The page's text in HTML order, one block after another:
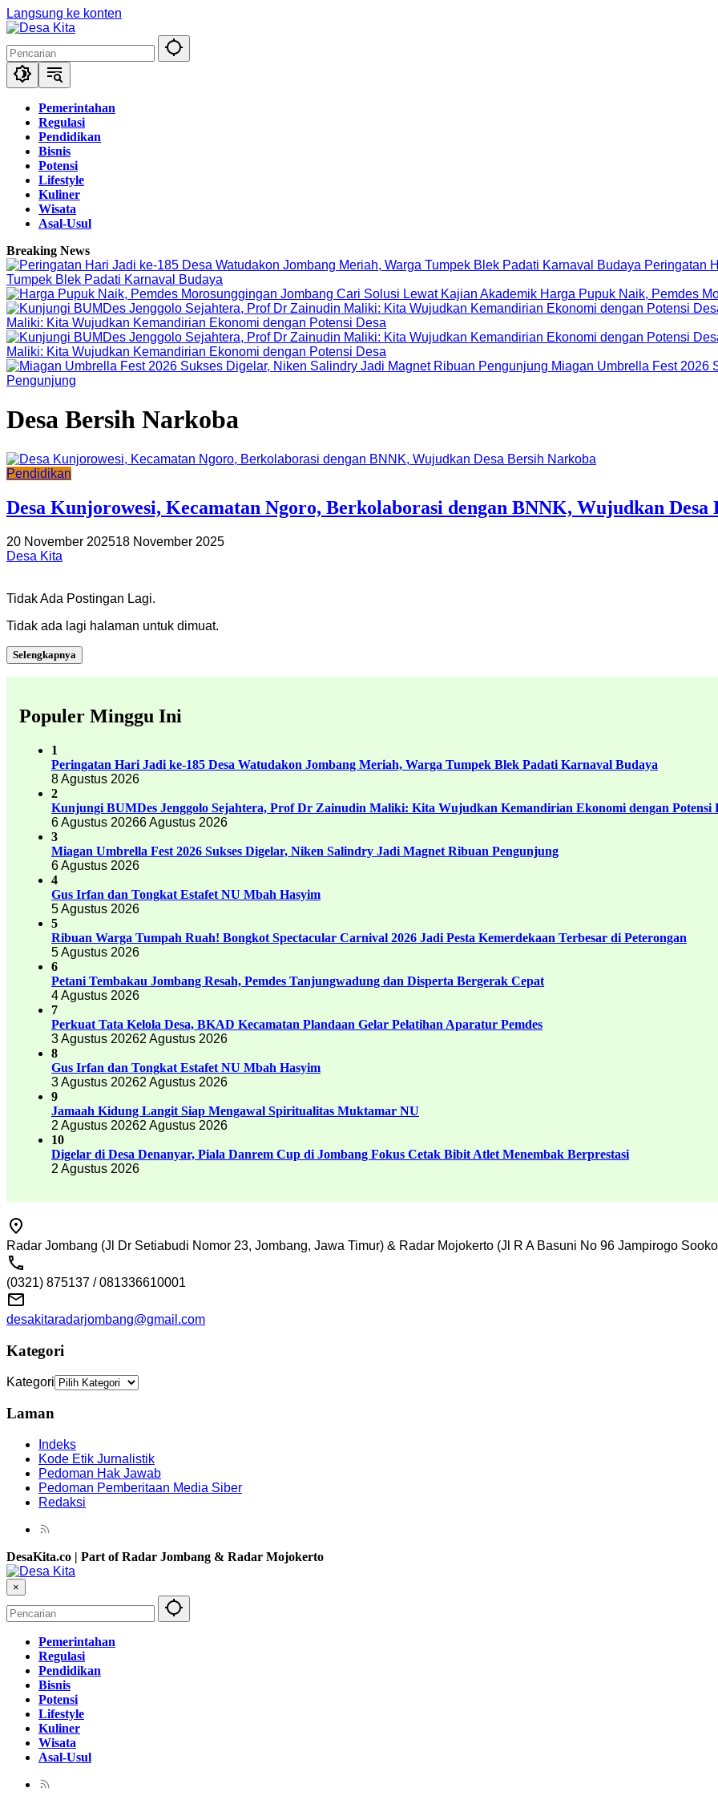
Langsung ke konten
Pemerintahan
Regulasi
Pendidikan
Bisnis
Potensi
Lifestyle
Kuliner
Wisata
Asal-Usul
Breaking News
Peringatan
Tumpek Blek Padati Karnaval Budaya
Harga Pupuk Naik, Pemdes
Maliki: Kita Wujudkan Kemandirian Ekonomi dengan Potensi Desa
Maliki: Kita Wujudkan Kemandirian Ekonomi dengan Potensi Desa
Miagan Umbrella Fest 2026
Pengunjung
Desa Bersih Narkoba
Pendidikan
Desa Kunjorowesi, Kecamatan Ngoro, Berkolaborasi dengan BNNK, Wujudkan Desa
20 November 202518 November 2025
Desa Kita
Tidak Ada Postingan Lagi.
Tidak ada lagi halaman untuk dimuat.
Selengkapnya
Populer Minggu Ini
1
Peringatan Hari Jadi ke-185 Desa Watudakon Jombang Meriah, Warga Tumpek Blek Padati Karnaval Budaya
8 Agustus 2026
2
Kunjungi BUMDes Jenggolo Sejahtera, Prof Dr Zainudin Maliki: Kita Wujudkan Kemandirian Ekonomi dengan Potensi
6 Agustus 20266 Agustus 2026
3
Miagan Umbrella Fest 2026 Sukses Digelar, Niken Salindry Jadi Magnet Ribuan Pengunjung
6 Agustus 2026
4
Gus Irfan dan Tongkat Estafet NU Mbah Hasyim
5 Agustus 2026
5
Ribuan Warga Tumpah Ruah! Bongkot Spectacular Carnival 2026 Jadi Pesta Kemerdekaan Terbesar di Peterongan
5 Agustus 2026
6
Petani Tembakau Jombang Resah, Pemdes Tanjungwadung dan Disperta Bergerak Cepat
4 Agustus 2026
7
Perkuat Tata Kelola Desa, BKAD Kecamatan Plandaan Gelar Pelatihan Aparatur Pemdes
3 Agustus 20262 Agustus 2026
8
Gus Irfan dan Tongkat Estafet NU Mbah Hasyim
3 Agustus 20262 Agustus 2026
9
Jamaah Kidung Langit Siap Mengawal Spiritualitas Muktamar NU
2 Agustus 20262 Agustus 2026
10
Digelar di Desa Denanyar, Piala Danrem Cup di Jombang Fokus Cetak Bibit Atlet Menembak Berprestasi
2 Agustus 2026
Radar Jombang (Jl Dr Setiabudi Nomor 23, Jombang, Jawa Timur) & Radar Mojokerto (Jl R A Basuni No 96 Jampirogo
(0321) 875137 / 081336610001
desakitaradarjombang@gmail.com
Kategori
Kategori
Laman
Indeks
Kode Etik Jurnalistik
Pedoman Hak Jawab
Pedoman Pemberitaan Media Siber
Redaksi
DesaKita.co | Part of Radar Jombang & Radar Mojokerto
×
Pemerintahan
Regulasi
Pendidikan
Bisnis
Potensi
Lifestyle
Kuliner
Wisata
Asal-Usul